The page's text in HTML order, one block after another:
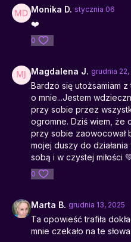
doświadczeniach.
Monika D. stycznia 06
❤️
0
Magdalena J. grudnia 22,
Bardzo się utożsamiam
o mnie...Jestem
przy sobie przez
ogromne. Dziś wiem, że
przy sobie zaowocował
mojej duszy do
sobą i w czystej miłości
0
Marta B. grudnia 13, 2025
Ta opowieść trafiła
mnie czekało na te